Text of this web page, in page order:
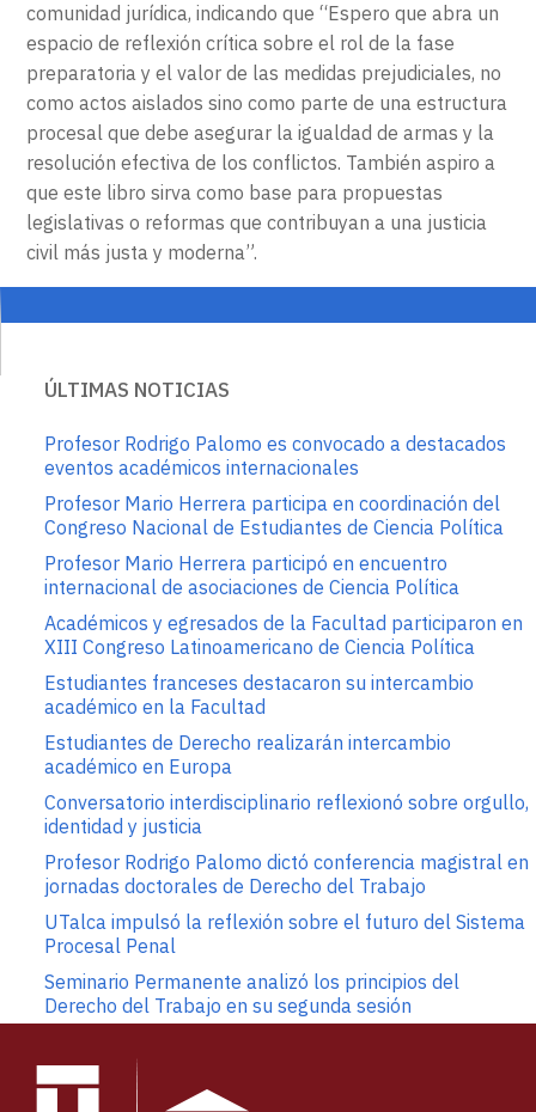
comunidad jurídica, indicando que “Espero que abra un
espacio de reflexión crítica sobre el rol de la fase
preparatoria y el valor de las medidas prejudiciales, no
como actos aislados sino como parte de una estructura
procesal que debe asegurar la igualdad de armas y la
resolución efectiva de los conflictos. También aspiro a
que este libro sirva como base para propuestas
legislativas o reformas que contribuyan a una justicia
civil más justa y moderna”.
ÚLTIMAS NOTICIAS
Profesor Rodrigo Palomo es convocado a destacados
eventos académicos internacionales
Profesor Mario Herrera participa en coordinación del
Congreso Nacional de Estudiantes de Ciencia Política
Profesor Mario Herrera participó en encuentro
internacional de asociaciones de Ciencia Política
Académicos y egresados de la Facultad participaron en
XIII Congreso Latinoamericano de Ciencia Política
Estudiantes franceses destacaron su intercambio
académico en la Facultad
Estudiantes de Derecho realizarán intercambio
académico en Europa
Conversatorio interdisciplinario reflexionó sobre orgullo,
identidad y justicia
Profesor Rodrigo Palomo dictó conferencia magistral en
jornadas doctorales de Derecho del Trabajo
UTalca impulsó la reflexión sobre el futuro del Sistema
Procesal Penal
Seminario Permanente analizó los principios del
Derecho del Trabajo en su segunda sesión